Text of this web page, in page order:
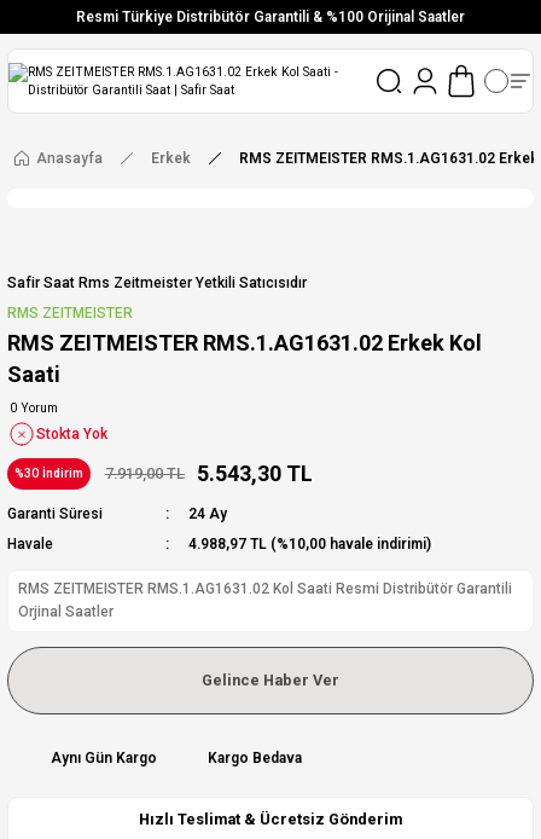
Resmi Türkiye Distribütör Garantili & %100 Orijinal Saatler
Vade Farksız 6 Taksit
Aynı Gün Stoktan Gönderim
Ücretsiz Kargo
Anasayfa Erkek RMS ZEITMEISTER RMS.1.AG1631.02
Safir Saat Rms Zeitmeister Yetkili Satıcısıdır
RMS ZEITMEISTER
RMS ZEITMEISTER RMS.1.AG1631.02 Erkek Kol
Saati
0 Yorum
Stokta Yok
%30 İndirim 7.919,00 TL 5.543,30 TL
Garanti Süresi
24 Ay
Havale
4.988,97 TL (%10,00 havale indirimi)
RMS ZEITMEISTER RMS.1.AG1631.02 Kol Saati Resmi Distribütör Garantili
Orjinal Saatler
Gelince Haber Ver
Aynı Gün Kargo Kargo Bedava
Hızlı Teslimat & Ücretsiz Gönderim